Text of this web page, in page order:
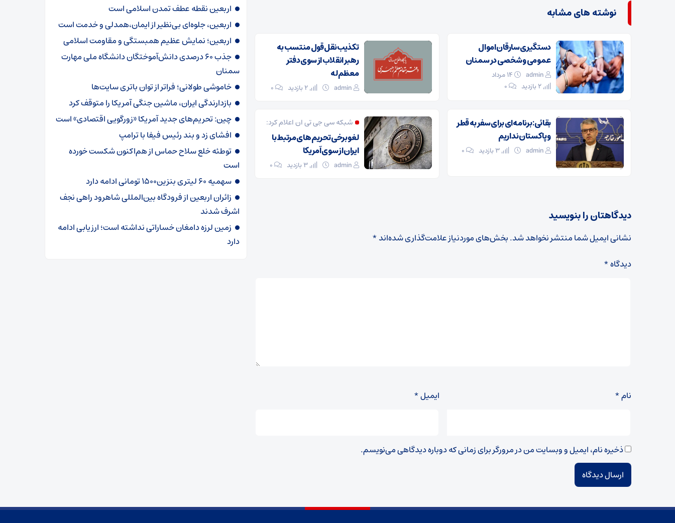
نوشته های مشابه
دستگیری سارقان اموال
عمومی و شخصی در سمنان
admin
۰
تکذیب نقل قول منتسب به
رهبر انقلاب از سوی دفتر
معظم‌له
admin 2 بازدید ۰
بقائی: برنامه‌ای برای سفر به قطر
و پاکستان نداریم
admin ۰
شبکه سی جی تی ان اعلام کرد:
لغو برخی تحریم های مرتبط با
ایران از سوی آمریکا
admin 3 بازدید ۰
دیدگاهتان را بنویسید
نشانی ایمیل شما منتشر نخواهد شد.بخش‌های موردنیاز علامت‌گذاری شده‌اند*
دیدگاه*
نام* ایمیل*
ذخیره نام، ایمیل و وبسایت من در مرورگر برای زمانی که دوباره دیدگاهی می‌نویسم.
اربعین نقطه عطف تمدن اسلامی است
اربعین، جلوه‌ای بی‌نظیر از ایمان،همدلی و خدمت است
اربعین؛ نمایش عظیم همبستگی و مقاومت اسلامی
جذب ۶۰ درصدی دانش‌آموختگان دانشگاه ملی مهارت
سمنان
خاموشی طولانی؛ فراتر از توان باتری سایت‌ها
بازدارندگی ایران، ماشین جنگی آمریکا را متوقف کرد
چین: تحریم‌های جدید آمریکا «زورگویی اقتصادی» است
افشای زد و بند رئیس فیفا با ترامپ
توطئه خلع سلاح حماس از هم‌اکنون شکست خورده
است
سهمیه ۶۰ لیتری بنزین۱۵۰۰ تومانی ادامه دارد
زائران اربعین از فرودگاه بین‌المللی شاهرود راهی نجف
اشرف شدند
زمین لرزه دامغان خساراتی نداشته است؛ ارزیابی ادامه
دارد